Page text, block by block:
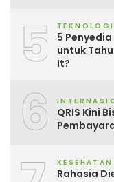
5 TEKNOLOGI
5
untuk
It?
6
QRIS Kini
KESEHATAN
Rahasia